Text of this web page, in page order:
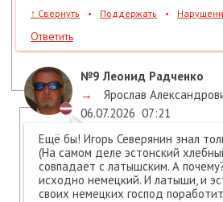
↑ Свернуть • Поддержать •
Ответить
№9 Леонид Радченко
→
Ярослав
06.07.2026 07:21
Ещё бы! Игорь Северянин знал
(На самом деле эстонский
совпадает с латышским. А
исходно немецкий. И латыши, и
своих немецких господ